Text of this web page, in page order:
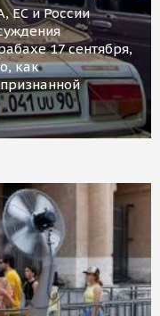
ЕС и России
17 сентября,
как